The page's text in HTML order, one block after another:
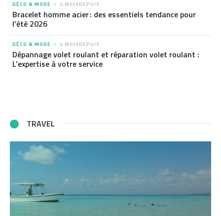
DÉCO & MODE 4 MOISDEPUIS
Bracelet homme acier : des essentiels tendance pour
l’été 2026
DÉCO & MODE 4 MOISDEPUIS
Dépannage volet roulant et réparation volet roulant :
L’expertise à votre service
TRAVEL